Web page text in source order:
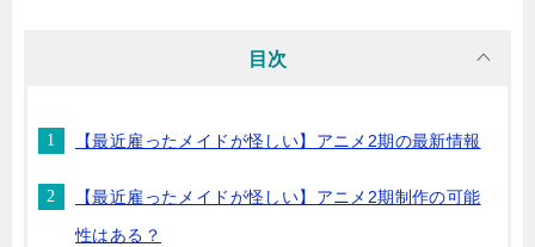
目次
【最近雇ったメイドが怪しい】アニメ2期の最新情報
【最近雇ったメイドが怪しい】アニメ2期制作の可能
性はある？